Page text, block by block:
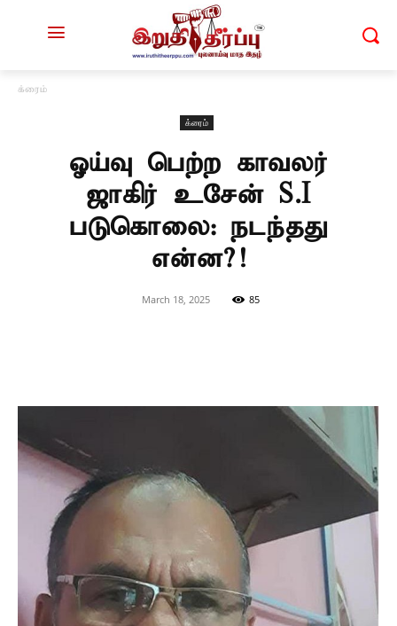
க்ரைம்
க்ரைம்
ஓய்வு பெற்ற காவலர்
ஜாகிர் உசேன் S.I
படுகொலை: நடந்தது
என்ன?!
March 18, 2025 85